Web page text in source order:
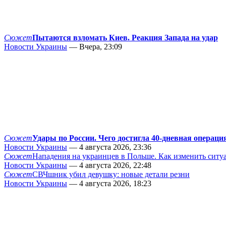
СюжетПытаются взломать Киев. Реакция Запада на удар
Новости Украины — Вчера, 23:09
СюжетУдары по России. Чего достигла 40-дневная
Новости Украины — 4 августа 2026, 23:36
СюжетНападения на украинцев в Польше. Как изменить
Новости Украины — 4 августа 2026, 22:48
СюжетСВЧшник убил девушку: новые детали резни
Новости Украины — 4 августа 2026, 18:23